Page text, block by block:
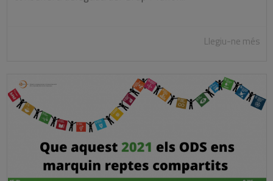
Llegiu-ne més